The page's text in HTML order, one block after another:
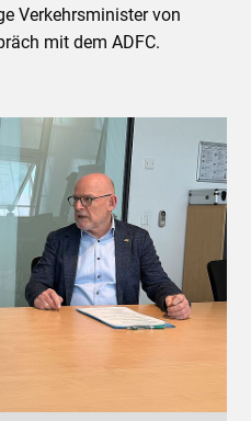
Verkehrsminister von
mit dem ADFC.